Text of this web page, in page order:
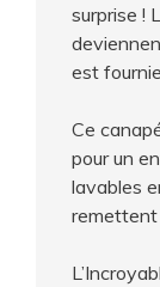
surprise !
est
Ce
pour un
lavables
remettent